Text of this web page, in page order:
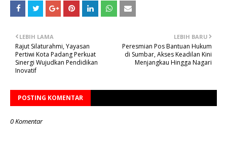
LEBIH BARU
Peresmian Pos Bantuan Hukum
di Sumbar, Akses Keadilan Kini
Menjangkau Hingga Nagari
LEBIH LAMA
Rajut Silaturahmi, Yayasan
Pertiwi Kota Padang Perkuat
Sinergi Wujudkan Pendidikan
Inovatif
POSTING KOMENTAR
0 Komentar